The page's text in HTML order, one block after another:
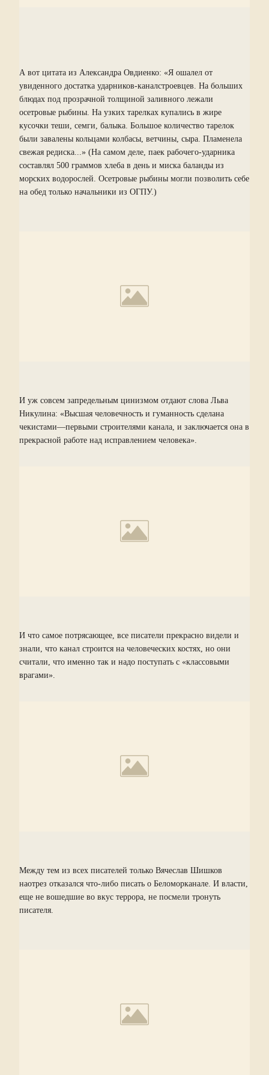
А вот цитата из Александра Овдиенко: «Я ошалел от
увиденного достатка ударников-каналстроевцев. На больших
блюдах под прозрачной толщиной заливного лежали
осетровые рыбины. На узких тарелках купались в жире
кусочки теши, семги, балыка. Большое количество тарелок
были завалены кольцами колбасы, ветчины, сыра. Пламенела
свежая редиска...» (На самом деле, паек рабочего-ударника
составлял 500 граммов хлеба в день и миска баланды из
морских водорослей. Осетровые рыбины могли позволить себе
на обед только начальники из ОГПУ.)
И уж совсем запредельным цинизмом отдают слова Льва
Никулина: «Высшая человечность и гуманность сделана
чекистами—первыми строителями канала, и заключается она в
прекрасной работе над исправлением человека».
И что самое потрясающее, все писатели прекрасно видели и
знали, что канал строится на человеческих костях, но они
считали, что именно так и надо поступать с «классовыми
врагами».
Между тем из всех писателей только Вячеслав Шишков
наотрез отказался что-либо писать о Беломорканале. И власти,
еще не вошедшие во вкус террора, не посмели тронуть
писателя.